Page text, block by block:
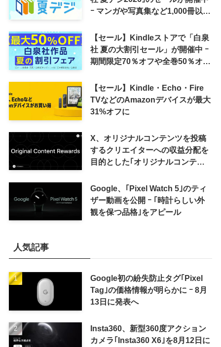
ｰ マンガや写真集など1,000冊以上
【セール】Kindleストアで「白泉
社 夏の大割引セール」が開催中 ｰ
期間限定70％オフや全巻50％オフ
【セール】Kindle・Echo・Fire
TVなどのAmazonデバイスが最大
31%オフに
X、オリジナルコンテンツを投稿
するクリエイターへの収益分配を
目的とした｢オリジナルコンテン
来の｢収益分配｣は廃止
Google、｢Pixel Watch 5｣のティ
ザー動画を公開 ｰ ｢時計らしい外
観を保つ品格｣をアピール
人気記事
Google初の紛失防止タグ｢Pixel
Tag｣の価格情報が明らかに ｰ 8月
13日に発表へ
Insta360、新型360度アクション
カメラ｢Insta360 X6｣を8月12日に